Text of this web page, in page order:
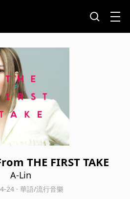
THE FIRST TAKE
A-Lin
24 · 華語/流行音樂